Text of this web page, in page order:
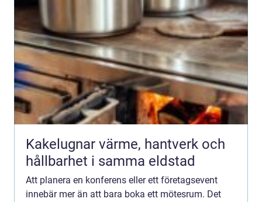
Kakelugnar värme, hantverk och
hållbarhet i samma eldstad
Att planera en konferens eller ett företagsevent
innebär mer än att bara boka ett mötesrum. Det